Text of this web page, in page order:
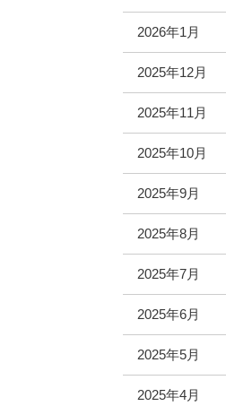
2026年1月
2025年12月
2025年11月
2025年10月
2025年9月
2025年8月
2025年7月
2025年6月
2025年5月
2025年4月